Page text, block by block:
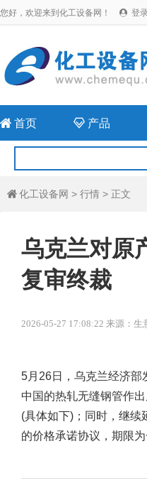
您好，欢迎来到化工设备网！  登
 首页  产品
 化工设备网 > 行情 > 正文
乌克兰对原
复审终裁
2026-05-27 17:08:22 来源：生
5月26日，乌克兰经济部
中国的热轧无缝钢管作
(具体如下)；同时，继续
的价格承诺协议，期限为